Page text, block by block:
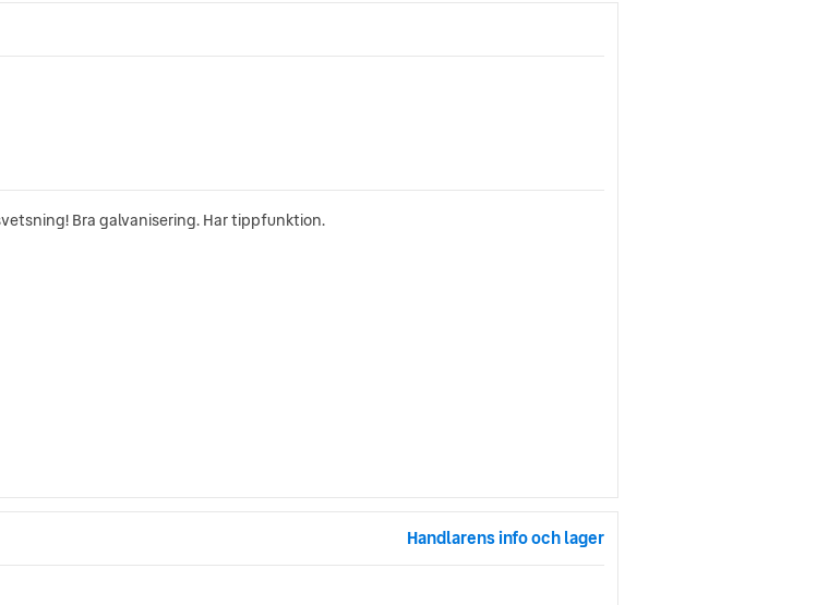
Bra galvanisering. Har tippfunktion.
Handlarens info och lager